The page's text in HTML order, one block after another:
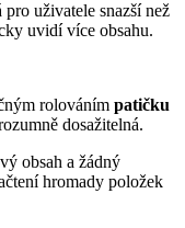
uživatele snazší než
uvidí více obsahu.
rolováním patičku
dosažitelná.
obsah a žádný
hromady položek